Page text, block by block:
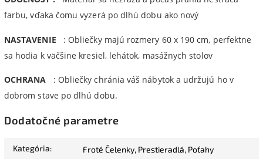
farbu, vďaka čomu vyzerá po dlhú dobu ako nový
NASTAVENIE
: Obliečky majú rozmery 60 x 190 cm, perfektne
sa hodia k väčšine kresiel, lehátok, masážnych stolov
OCHRANA
: Obliečky chránia váš nábytok a udržujú ho v
dobrom stave po dlhú dobu.
Dodatočné parametre
Kategória: Froté Čelenky, Prestieradlá, Poťahy